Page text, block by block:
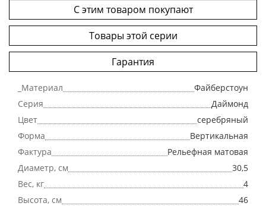
С этим товаром покупают
Товары этой серии
Гарантия
_Материал
Файберстоун
Серия
Даймонд
Цвет
серебряный
Форма
Вертикальная
Фактура
Рельефная матовая
Диаметр, см
30,5
Вес, кг
4
Высота, см
46